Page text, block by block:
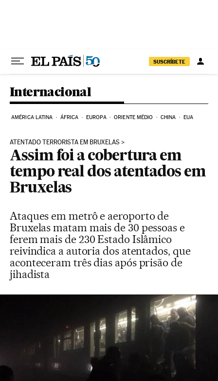
SUSCRÍBETE
Internacional
AMÉRICA LATINA ÁFRICA EUROPA ORIENTE MÉDIO CHINA EUA
ATENTADO TERRORISTA EM BRUXELAS
Assim foi a cobertura em
tempo real dos atentados em
Bruxelas
Ataques em metrô e aeroporto de
Bruxelas matam mais de 30 pessoas e
ferem mais de 230 Estado Islâmico
reivindica a autoria dos atentados, que
aconteceram três dias após prisão de
jihadista